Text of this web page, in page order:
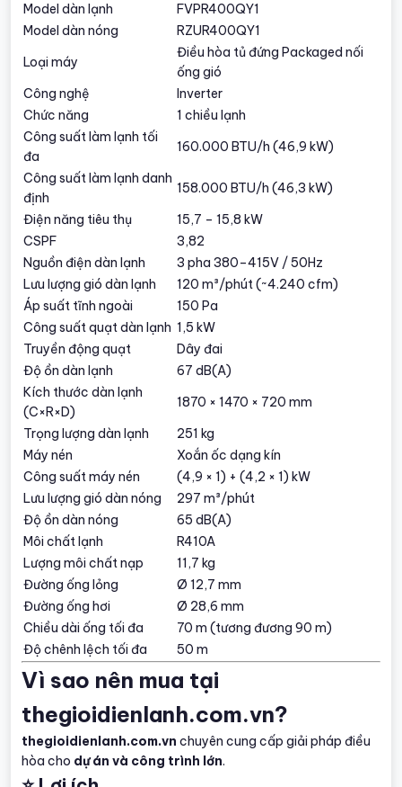
Model dàn lạnh
FVPR400QY1
Model dàn nóng
RZUR400QY1
Loại máy
Điều hòa tủ đứng Packaged nối
ống gió
Công nghệ
Inverter
Chức năng
1 chiều lạnh
Công suất làm lạnh tối
đa
160.000 BTU/h (46,9 kW)
Công suất làm lạnh danh
định
158.000 BTU/h (46,3 kW)
Điện năng tiêu thụ
15,7 – 15,8 kW
CSPF
3,82
Nguồn điện dàn lạnh
3 pha 380–415V / 50Hz
Lưu lượng gió dàn lạnh
120 m³/phút (~4.240 cfm)
Áp suất tĩnh ngoài
150 Pa
Công suất quạt dàn lạnh 1,5 kW
Truyền động quạt
Dây đai
Độ ồn dàn lạnh
67 dB(A)
Kích thước dàn lạnh
(C×R×D)
1870 × 1470 × 720 mm
Trọng lượng dàn lạnh
251 kg
Máy nén
Xoắn ốc dạng kín
Công suất máy nén
(4,9 × 1) + (4,2 × 1) kW
Lưu lượng gió dàn nóng
297 m³/phút
Độ ồn dàn nóng
65 dB(A)
Môi chất lạnh
R410A
Lượng môi chất nạp
11,7 kg
Đường ống lỏng
Ø 12,7 mm
Đường ống hơi
Ø 28,6 mm
Chiều dài ống tối đa
70 m (tương đương 90 m)
Độ chênh lệch tối đa
50 m
Vì sao nên mua tại
thegioidienlanh.com.vn?
thegioidienlanh.com.vn chuyên cung cấp giải pháp điều
hòa cho dự án và công trình lớn.